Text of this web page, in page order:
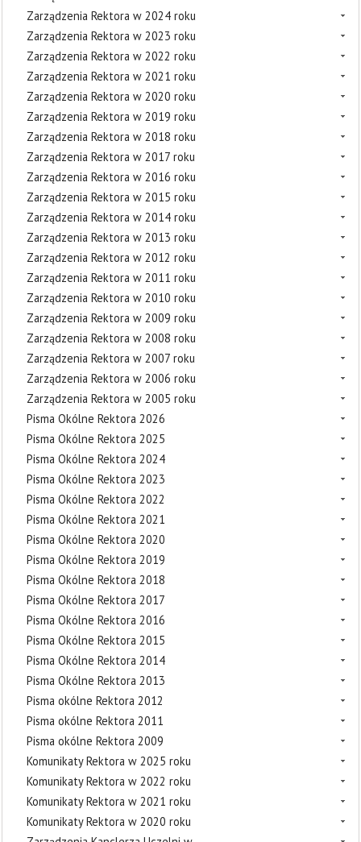
Zarządzenia Rektora w 2024 roku
Zarządzenia Rektora w 2023 roku
Zarządzenia Rektora w 2022 roku
Zarządzenia Rektora w 2021 roku
Zarządzenia Rektora w 2020 roku
Zarządzenia Rektora w 2019 roku
Zarządzenia Rektora w 2018 roku
Zarządzenia Rektora w 2017 roku
Zarządzenia Rektora w 2016 roku
Zarządzenia Rektora w 2015 roku
Zarządzenia Rektora w 2014 roku
Zarządzenia Rektora w 2013 roku
Zarządzenia Rektora w 2012 roku
Zarządzenia Rektora w 2011 roku
Zarządzenia Rektora w 2010 roku
Zarządzenia Rektora w 2009 roku
Zarządzenia Rektora w 2008 roku
Zarządzenia Rektora w 2007 roku
Zarządzenia Rektora w 2006 roku
Zarządzenia Rektora w 2005 roku
Pisma Okólne Rektora 2026
Pisma Okólne Rektora 2025
Pisma Okólne Rektora 2024
Pisma Okólne Rektora 2023
Pisma Okólne Rektora 2022
Pisma Okólne Rektora 2021
Pisma Okólne Rektora 2020
Pisma Okólne Rektora 2019
Pisma Okólne Rektora 2018
Pisma Okólne Rektora 2017
Pisma Okólne Rektora 2016
Pisma Okólne Rektora 2015
Pisma Okólne Rektora 2014
Pisma Okólne Rektora 2013
Pisma okólne Rektora 2012
Pisma okólne Rektora 2011
Pisma okólne Rektora 2009
Komunikaty Rektora w 2025 roku
Komunikaty Rektora w 2022 roku
Komunikaty Rektora w 2021 roku
Komunikaty Rektora w 2020 roku